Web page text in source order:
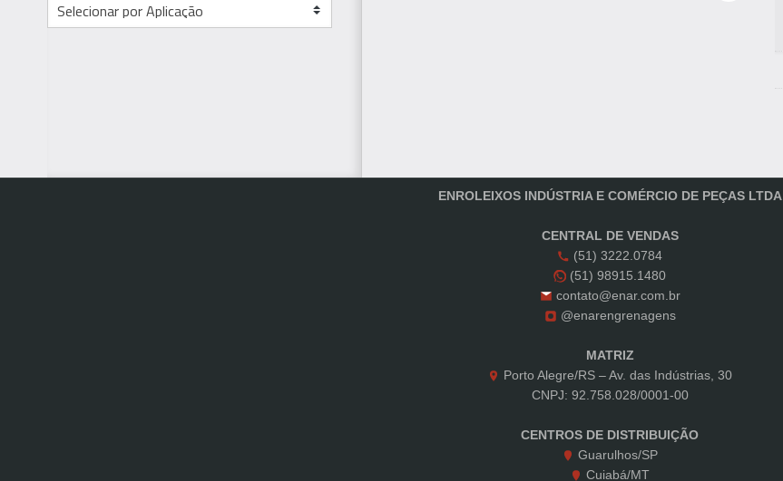
ENROLEIXOS INDÚSTRIA E COMÉRCIO DE PEÇAS LTDA
CENTRAL DE VENDAS
(51) 3222.0784
(51) 98915.1480
contato@enar.com.br
@enarengrenagens
MATRIZ
Porto Alegre/RS – Av. das Indústrias, 30
CNPJ: 92.758.028/0001-00
CENTROS DE DISTRIBUIÇÃO
Guarulhos/SP
Cuiabá/MT